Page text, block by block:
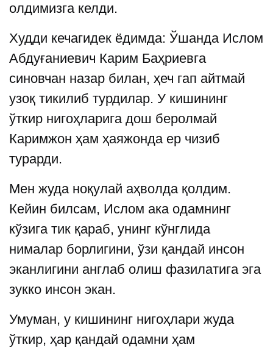
олдимизга келди.
Худди кечагидек ёдимда: Ўшанда Ислом
Абдуғаниевич Карим Баҳриевга
синовчан назар билан, ҳеч гап айтмай
узоқ тикилиб турдилар. У кишининг
ўткир нигоҳларига дош беролмай
Каримжон ҳам ҳаяжонда ер чизиб
турарди.
Мен жуда ноқулай аҳволда қолдим.
Кейин билсам, Ислом ака одамнинг
кўзига тик қараб, унинг кўнглида
нималар борлигини, ўзи қандай инсон
эканлигини англаб олиш фазилатига эга
зукко инсон экан.
Умуман, у кишининг нигоҳлари жуда
ўткир, ҳар қандай одамни ҳам